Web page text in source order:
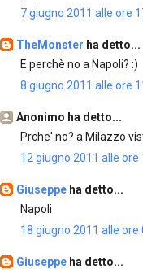
7 giugno 2011 alle ore
TheMonster ha detto...
E perchè no a Napoli? :)
8 giugno 2011 alle ore
Anonimo ha detto...
Prche' no? a Milazzo
12 giugno 2011 alle ore
Giuseppe ha detto...
Napoli
18 giugno 2011 alle ore
Giuseppe ha detto...